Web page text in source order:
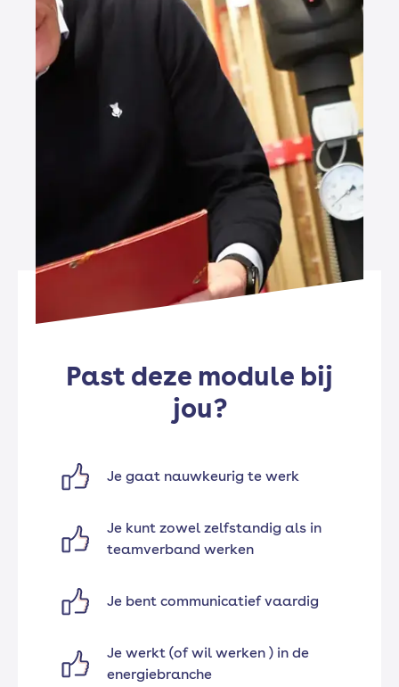
Past deze module bij
jou?
Je gaat nauwkeurig te werk
Je kunt zowel zelfstandig als in
teamverband werken
Je bent communicatief vaardig
Je werkt (of wil werken ) in de
energiebranche